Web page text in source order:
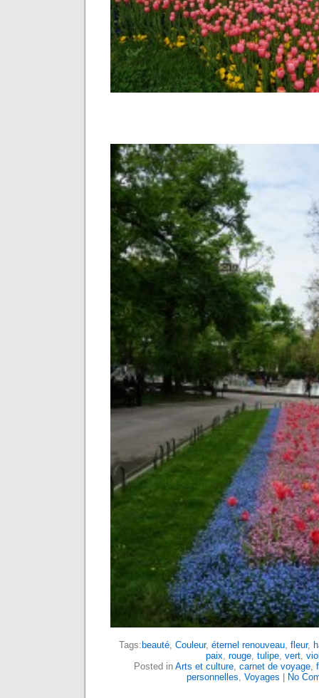
Tags:beauté Couleur, éternel renouveau fleur,
paix rouge, tulipe, vert,
Posted in Arts et culture carnet de voyage
personnelles Voyages | No